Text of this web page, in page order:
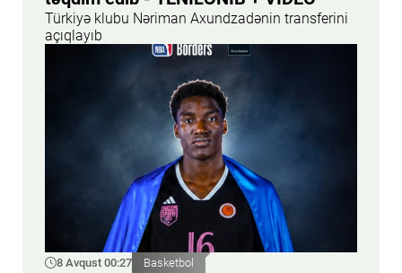
Türkiyə klubu Nəriman Axundzadənin transferini
açıqlayıb
8 Avqust 00:27 Basketbol